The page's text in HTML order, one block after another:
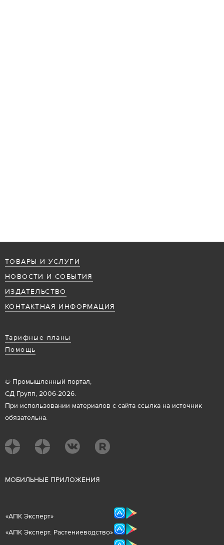
ТОВАРЫ И УСЛУГИ
НОВОСТИ И СОБЫТИЯ
ИЗДАТЕЛЬСТВО
КОНТАКТНАЯ ИНФОРМАЦИЯ
Тарифные планы
Помощь
© Промышленный портал,
СД Групп, 2006-2026.
При использовании материалов с сайта ссылка на источник
обязательна.
МОБИЛЬНЫЕ ПРИЛОЖЕНИЯ
«АПК Эксперт»
«АПК Эксперт. Растениеводство»